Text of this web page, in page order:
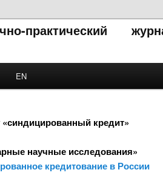
практический
EN
кредит»
научные исследования»
кредитование в России